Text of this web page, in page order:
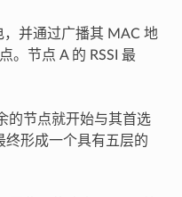
并通过广播其 MAC 地
。节点 A 的 RSSI 最
的节点就开始与其首选
终形成一个具有五层的